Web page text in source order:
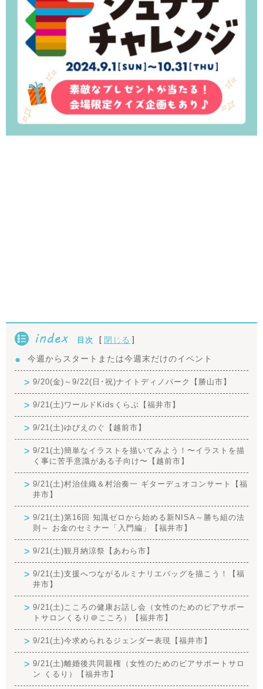
index 目次 [ 閉じる ]
今週からスタートまたは今週末だけのイベント
9/20(金)～9/22(日･祝)ナイトディノパーク【勝山市】
9/21(土)ワールドKidsくらぶ【福井市】
9/21(土)ゆびえのぐ【越前市】
9/21(土)簡単なイラストを描いてみよう！〜イラストを描
く事に苦手意識がある子向け〜【越前市】
9/21(土)村治佳織＆村治奏一 ギターデュオコンサート【福
井市】
9/21(土)第16回 知識ゼロから始める新NISA～勝ち組の法
則～ お金のセミナー「入門編」【福井市】
9/21(土)観月納涼祭【あわら市】
9/21(土)支援へつながるルミナリエバッグを描こう！【福
井市】
9/21(土)こころの健康お話し会（女性のためのピアサポー
トサロンくるり＠こころ）【福井市】
9/21(土)今求められるジェンダー表現【福井市】
9/21(土)離婚後共同親権（女性のためのピアサポートサロ
ン くるり）【福井市】